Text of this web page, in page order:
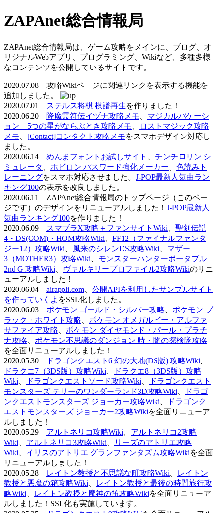
ZAPAnet総合情報局
ZAPAnet総合情報局は、ゲーム攻略をメインに、ブログ、オ
リジナルWebアプリ、プログラミング、Wikiなど、多種多様
なコンテンツを公開しているサイトです。
2020.07.08 攻略Wikiページに関連リンクを表示する機能を
追加しました。
2020.07.01
ステルス将棋 棋譜再生を作りました！
2020.06.20
降魔霊符伝イヅナ攻略メモ
マジカルバケーシ
ョン 5つの星がならぶとき攻略メモ
ロストマジック攻略
メモ
[Contact]コンタクト攻略メモをスマホデザイン対応し
ました。
2020.06.14 めんまフォントお試しサイト
チンチロリン シ
ミュレータ
ホビロン パスワード強化メーカー
色読みト
レーニングをスマホ対応させました。 J-POP最新人気曲ラン
キング100の表示を改良しました。
2020.06.11 ZAPAnet総合情報局のトップページ（このペー
ジです）のデザインをリニューアルしました！ J-POP最新人
気曲ランキング100を作りました！
2020.06.09
スマブラX攻略＋ファンサイトWiki
聖剣伝説
4・DS(COM)・HOM攻略Wiki
FF12（ファイナルファンタ
ジー12）攻略Wiki
風来のシレンDS攻略Wiki
マザー
3（MOTHER3）攻略Wiki
モンスターハンターポータブル
2nd G 攻略Wiki
ヴァルキリープロファイル2攻略Wikiのリニ
ューアルしました！
2020.06.04 airappli.com
公開APIを利用したサンプルサイト
を作っていくよ をSSL化しました。
2020.06.03 ポケモン ゴールド・シルバー攻略
ポケモン ブ
ラック・ホワイト攻略
ポケモン オメガルビー・アルファ
サファイア攻略
ポケモン ダイヤモンド・パール・プラチ
ナ攻略
ポケモン不思議のダンジョン 時・闇の探検隊攻略
を全面リニューアルしました！
2020.05.30
ドラゴンクエスト6 幻の大地(DS版) 攻略Wiki
ドラクエ7（3DS版）攻略Wiki
ドラクエ8（3DS版）攻略
Wiki
ドラゴンクエストソード攻略Wiki
ドラゴンクエスト
モンスターズ テリーのワンダーランド3D攻略Wiki
ドラゴ
ンクエストモンスターズ ジョーカー攻略Wiki
ドラゴンク
エストモンスターズ ジョーカー2攻略Wikiを全面リニューア
ルしました！
2020.05.29 アルトネリコ攻略Wiki
アルトネリコ2攻略
Wiki
アルトネリコ3攻略Wiki
リーズのアトリエ攻略
Wiki
イリスのアトリエ グランファンタズム攻略Wikiを全面
リニューアルしました！
2020.05.28
レイトン教授と不思議な町攻略Wiki
レイトン
教授と悪魔の箱攻略Wiki
レイトン教授と最後の時間旅行攻
略Wiki
レイトン教授と魔神の笛攻略Wikiを全面リニューア
ルしました！SSL化も実施しています。